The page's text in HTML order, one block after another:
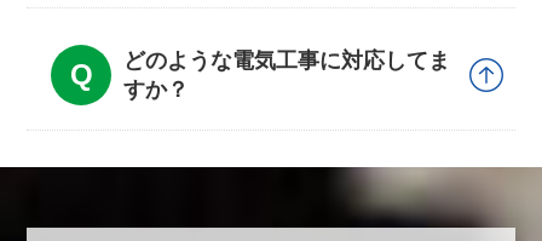
どのような電気工事に対応してま
すか？